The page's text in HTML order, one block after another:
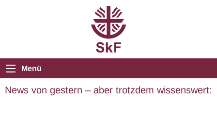
Menü
News von gestern – aber trotzdem wissenswert: